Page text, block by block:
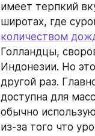
имеет терпкий
широтах, где
количеством
Голландцы,
Индонезии. Но
другой раз.
доступна для
обычно
из-за того что